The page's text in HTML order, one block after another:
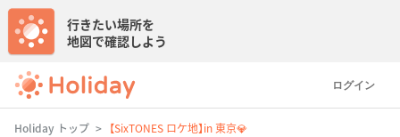
ログイン
行きたい場所を
地図で確認しよう
Holiday トップ 【SixTONES ロケ地】in 東京💎